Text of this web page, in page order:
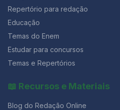
Repertório para redação
Educação
Temas do Enem
Estudar para concursos
Temas e Repertórios
📖 Recursos e Materiais
Blog do Redação Online